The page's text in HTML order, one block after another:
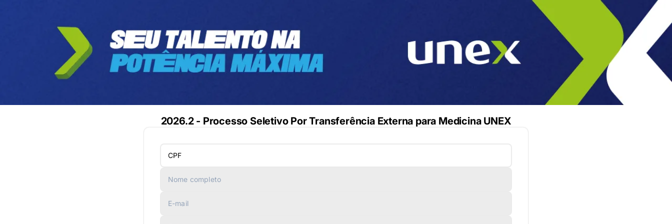
2026.2 - Processo Seletivo Por Transferência Externa para Medicina UNEX
CPF
Nome completo
E-mail